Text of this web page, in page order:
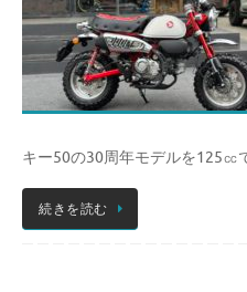
キー50の30周年モデルを125㏄
続きを読む